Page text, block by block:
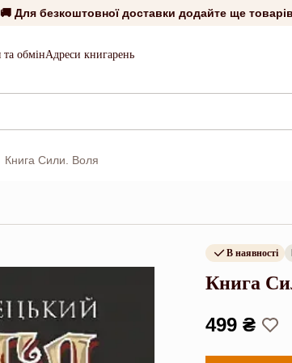
🚚 Для безкоштовної доставки додайте ще
обмінАдреси книгарень
Книга Сили. Воля
В наявності
Книга
499 ₴